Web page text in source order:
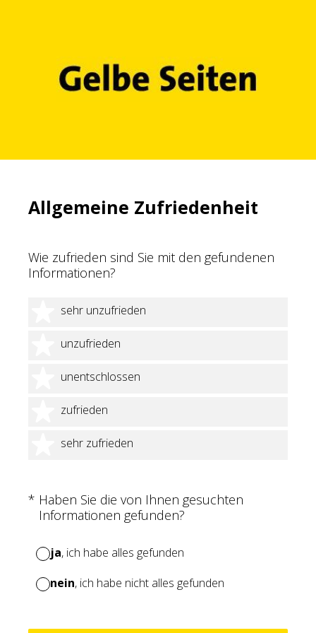
Allgemeine Zufriedenheit
Wie zufrieden sind Sie mit den gefundenen
Informationen?
sehr unzufrieden
1 Stern
unzufrieden
2 Sterne
unentschlossen
3 Sterne
zufrieden
4 Sterne
sehr zufrieden
5 Sterne
* Haben Sie die von Ihnen gesuchten
Informationen gefunden?
(Erforderlich.)
ja, ich habe alles gefunden
nein, ich habe nicht alles gefunden